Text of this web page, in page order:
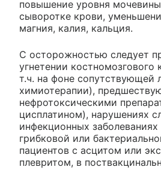
повышение уровня
сыворотке крови,
магния, калия, кальция.
С осторожностью следует
угнетении костномозгового
т.ч. на фоне сопутствующей
химиотерапии),
нефротоксическими
цисплатином), нарушениях
инфекционных заболеваниях
грибковой или
пациентов с асцитом или
плевритом, в